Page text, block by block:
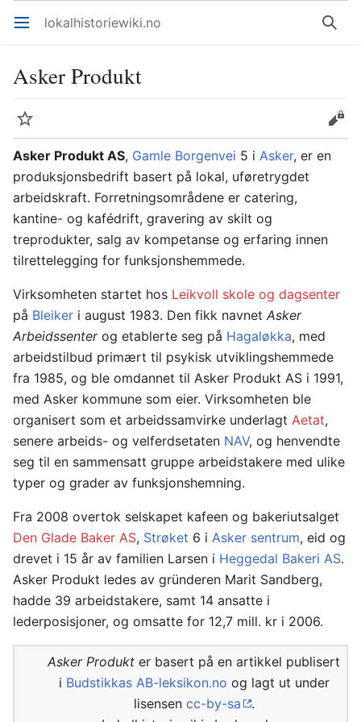
Åpne hovedmenyen lokalhistoriewiki.no Søk
Asker Produkt
Overvåk
Rediger
Asker Produkt AS, Gamle Borgenvei 5 i Asker, er en
produksjonsbedrift basert på lokal, uføretrygdet
arbeidskraft. Forretningsområdene er catering,
kantine- og kafédrift, gravering av skilt og
treprodukter, salg av kompetanse og erfaring innen
tilrettelegging for funksjonshemmede.
Virksomheten startet hos Leikvoll skole og dagsenter
på Bleiker i august 1983. Den fikk navnet Asker
Arbeidssenterog etablerte seg på Hagaløkka, med
arbeidstilbud primært til psykisk utviklingshemmede
fra 1985, og ble omdannet til Asker Produkt AS i 1991,
med Asker kommune som eier. Virksomheten ble
organisert som et arbeidssamvirke underlagt Aetat,
senere arbeids- og velferdsetaten NAV, og henvendte
seg til en sammensatt gruppe arbeidstakere med ulike
typer og grader av funksjonshemning.
Fra 2008 overtok selskapet kafeen og bakeriutsalget
Den Glade Baker AS, Strøket 6 i Asker sentrum, eid og
drevet i 15 år av familien Larsen i Heggedal Bakeri AS.
Asker Produkt ledes av gründeren Marit Sandberg,
hadde 39 arbeidstakere, samt 14 ansatte i
lederposisjoner, og omsatte for 12,7 mill. kr i 2006.
Asker Produkt er basert på en artikkel publisert
i Budstikkas AB-leksikon.no og lagt ut under
lisensen cc-by-sa
.